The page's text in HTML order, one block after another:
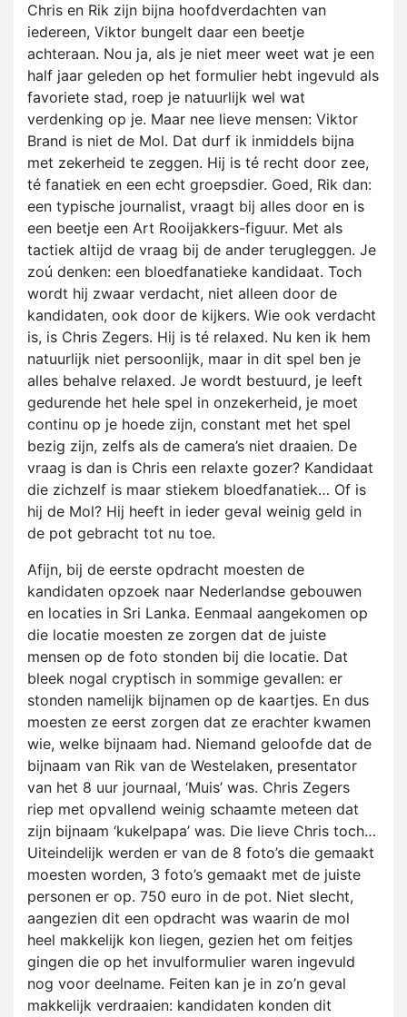
Chris en Rik zijn bijna hoofdverdachten van
iedereen, Viktor bungelt daar een beetje
achteraan. Nou ja, als je niet meer weet wat je een
half jaar geleden op het formulier hebt ingevuld als
favoriete stad, roep je natuurlijk wel wat
verdenking op je. Maar nee lieve mensen: Viktor
Brand is niet de Mol. Dat durf ik inmiddels bijna
met zekerheid te zeggen. Hij is té recht door zee,
té fanatiek en een echt groepsdier. Goed, Rik dan:
een typische journalist, vraagt bij alles door en is
een beetje een Art Rooijakkers-figuur. Met als
tactiek altijd de vraag bij de ander terugleggen. Je
zoú denken: een bloedfanatieke kandidaat. Toch
wordt hij zwaar verdacht, niet alleen door de
kandidaten, ook door de kijkers. Wie ook verdacht
is, is Chris Zegers. Hij is té relaxed. Nu ken ik hem
natuurlijk niet persoonlijk, maar in dit spel ben je
alles behalve relaxed. Je wordt bestuurd, je leeft
gedurende het hele spel in onzekerheid, je moet
continu op je hoede zijn, constant met het spel
bezig zijn, zelfs als de camera’s niet draaien. De
vraag is dan is Chris een relaxte gozer? Kandidaat
die zichzelf is maar stiekem bloedfanatiek… Of is
hij de Mol? Hij heeft in ieder geval weinig geld in
de pot gebracht tot nu toe.
Afijn, bij de eerste opdracht moesten de
kandidaten opzoek naar Nederlandse gebouwen
en locaties in Sri Lanka. Eenmaal aangekomen op
die locatie moesten ze zorgen dat de juiste
mensen op de foto stonden bij die locatie. Dat
bleek nogal cryptisch in sommige gevallen: er
stonden namelijk bijnamen op de kaartjes. En dus
moesten ze eerst zorgen dat ze erachter kwamen
wie, welke bijnaam had. Niemand geloofde dat de
bijnaam van Rik van de Westelaken, presentator
van het 8 uur journaal, ‘Muis’ was. Chris Zegers
riep met opvallend weinig schaamte meteen dat
zijn bijnaam ‘kukelpapa’ was. Die lieve Chris toch…
Uiteindelijk werden er van de 8 foto’s die gemaakt
moesten worden, 3 foto’s gemaakt met de juiste
personen er op. 750 euro in de pot. Niet slecht,
aangezien dit een opdracht was waarin de mol
heel makkelijk kon liegen, gezien het om feitjes
gingen die op het invulformulier waren ingevuld
nog voor deelname. Feiten kan je in zo’n geval
makkelijk verdraaien: kandidaten konden dit